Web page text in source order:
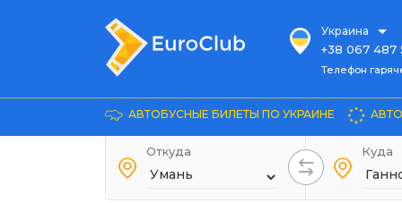
Украина
+38 067 487
Телефон гарячей
Довідка
+38 044 486
+38 067 240
+38 093 153
Телефон
АВТОБУСНЫЕ БИЛЕТЫ ПО УКРАИНЕ
Откуда Куда